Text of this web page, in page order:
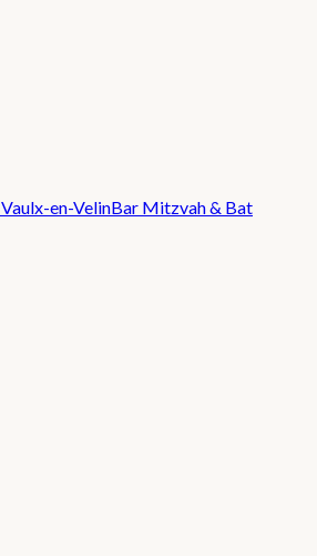
Vaulx-en-VelinBar Mitzvah & Bat